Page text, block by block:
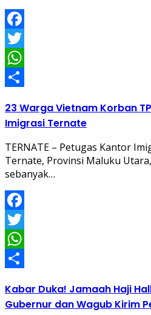
Facebook
Twitter
WhatsApp
23 Warga Vietnam Korban
Imigrasi Ternate
TERNATE – Petugas Kantor
Ternate, Provinsi Maluku
sebanyak…
Facebook
Twitter
WhatsApp
Kabar Duka! Jamaah Haji
Gubernur dan Wagub Kirim